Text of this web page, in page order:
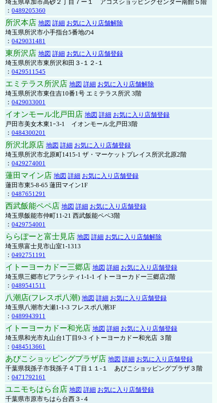
埼玉県草加市高砂２丁目７ー１ アコスショッピングセンター南館５階
： 0489205360
所沢本店 地図 詳細 お気に入り店舗解除
埼玉県所沢市小手指台5番地の4
： 0429031481
東所沢店 地図 詳細 お気に入り店舗登録
埼玉県所沢市東所沢和田３-１２-１
： 0429511545
エミテラス所沢店 地図 詳細 お気に入り店舗解除
埼玉県所沢市東住吉10番1号 エミテラス所沢 3階
： 0429033001
イオンモール北戸田店 地図 詳細 お気に入り店舗登録
戸田市美女木東1ｰ3‐1 イオンモール北戸田3階
： 0484300201
所沢北原店 地図 詳細 お気に入り店舗登録
埼玉県所沢市北原町1415-1 ザ・マーケットプレイス所沢北原2階
： 0429274001
蓮田マイン店 地図 詳細 お気に入り店舗登録
蓮田市東5-8-65 蓮田マイン1F
： 0487651291
西武飯能ペペ店 地図 詳細 お気に入り店舗登録
埼玉県飯能市仲町11-21 西武飯能ペペ3階
： 0429754001
ららぽーと富士見店 地図 詳細 お気に入り店舗解除
埼玉県富士見市山室1-1313
： 0492751191
イトーヨーカドー三郷店 地図 詳細 お気に入り店舗登録
埼玉県三郷市ピアラシティ1-1-1 イトーヨーカドー三郷店2階
： 0489541511
八潮店(フレスポ八潮) 地図 詳細 お気に入り店舗登録
埼玉県八潮市大瀬1-1-3 フレスポ八潮3F
： 0489943911
イトーヨーカドー和光店 地図 詳細 お気に入り店舗登録
埼玉県和光市丸山台1丁目9-3 イトーヨーカドー和光店 ３階
： 0484513661
あびこショッピングプラザ店 地図 詳細 お気に入り店舗登録
千葉県我孫子市我孫子４丁目１１-１ あびこショッピングプラザ３階
： 0471792161
ユニモちはら台店 地図 詳細 お気に入り店舗登録
千葉県市原市ちはら台西３-４